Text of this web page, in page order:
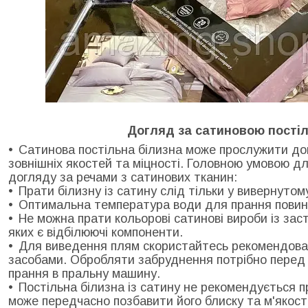
Догляд за сатиновою
Сатинова постільна білизна може прослужити
зовнішніх якостей та міцності. Головною умовою
догляду за речами з сатинових тканин:
Прати білизну із сатину слід тільки у
Оптимальна температура води для прання
Не можна прати кольорові сатинові вироби із
яких є відбілюючі компоненти.
Для виведення плям скористайтесь
засобами. Обробляти забруднення потрібно
прання в пральну машину.
Постільна білизна із сатину не рекомендується
може передчасно позбавити його блиску та